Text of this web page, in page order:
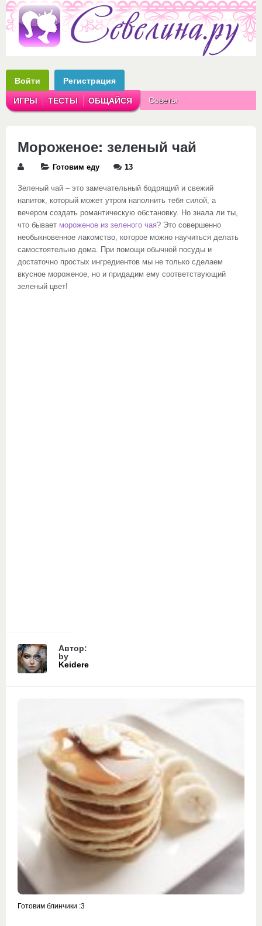
Войти Регистрация
ИГРЫ ТЕСТЫ ОБЩАЙСЯ Советы
Мороженое: зеленый чай
Готовим еду 13
Зеленый чай – это замечательный бодрящий и свежий
напиток, который может утром наполнить тебя силой, а
вечером создать романтическую обстановку. Но знала ли ты,
что бывает мороженое из зеленого чая? Это совершенно
необыкновенное лакомство, которое можно научиться делать
самостоятельно дома. При помощи обычной посуды и
достаточно простых ингредиентов мы не только сделаем
вкусное мороженое, но и придадим ему соответствующий
зеленый цвет!
Автор:
by
Keidere
Готовим блинчики :3